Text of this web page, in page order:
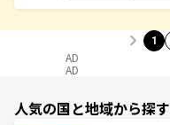
1
AD
AD
人気の国と地域から探す